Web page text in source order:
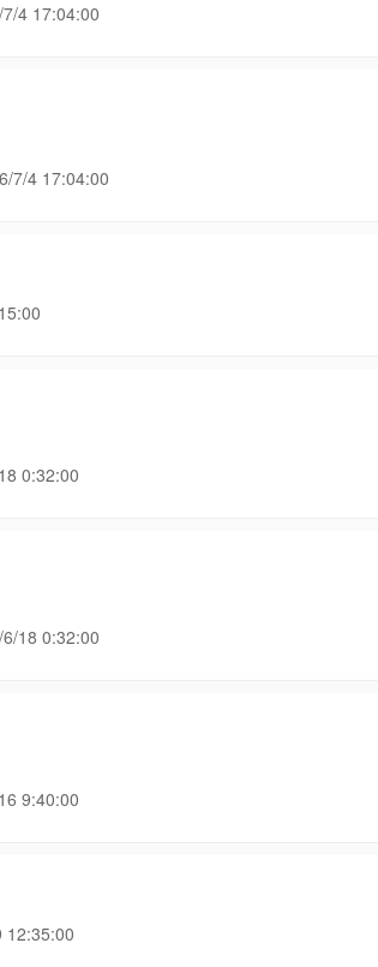
4 17:04:00
7/4 17:04:00
0:32:00
18 0:32:00
9:40:00